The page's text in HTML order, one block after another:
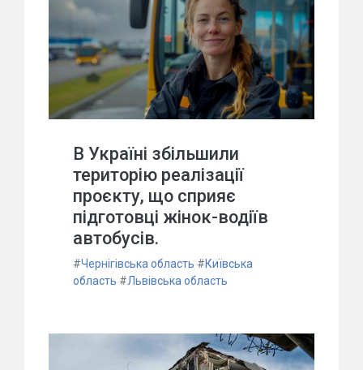
В Україні збільшили
територію реалізації
проєкту, що сприяє
підготовці жінок-водіїв
автобусів.
#Чернігівська область #Київська
область #Львівська область